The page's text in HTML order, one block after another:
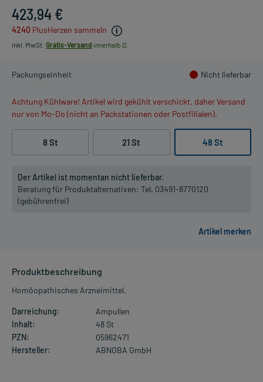
423,94 €
4240 PlusHerzen sammeln
inkl. MwSt. Gratis-Versand innerhalb D.
Packungseinheit Nicht lieferbar
Achtung Kühlware! Artikel wird gekühlt verschickt, daher Versand
nur von Mo-Do (nicht an Packstationen oder Postfilialen).
8 St 21 St 48 St
Der Artikel ist momentan nicht lieferbar.
Beratung für Produktalternativen: Tel. 03491-8770120
(gebührenfrei)
Produktbeschreibung
Homöopathisches Arzneimittel.
Darreichung:
Ampullen
Inhalt:
48 St
PZN:
05962471
Hersteller:
ABNOBA GmbH